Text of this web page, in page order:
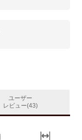
ユーザー
レビュー(43)